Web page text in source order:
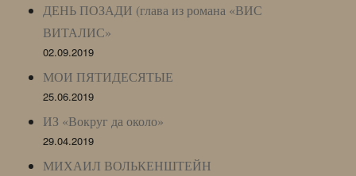
ДЕНЬ ПОЗАДИ (глава из романа «ВИС
ВИТАЛИС»
02.09.2019
МОИ ПЯТИДЕСЯТЫЕ
25.06.2019
ИЗ «Вокруг да около»
29.04.2019
МИХАИЛ ВОЛЬКЕНШТЕЙН